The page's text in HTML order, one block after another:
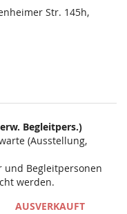
Str. 145h,
Begleitpers.)
(Ausstellung,
und Begleitpersonen
werden.
AUSVERKAUFT